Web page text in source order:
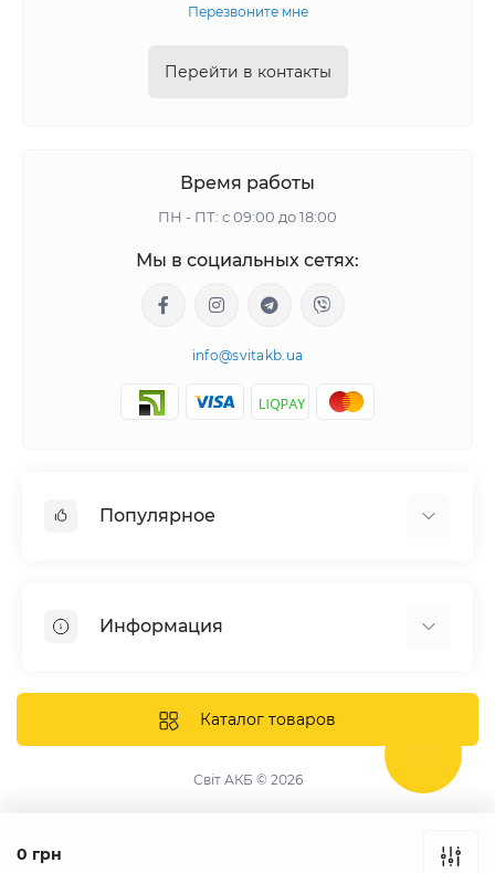
0 грн
Перезвоните мне
Перейти в контакты
Время работы
ПН - ПТ: с 09:00 до 18:00
Мы в социальных сетях:
info@svitakb.ua
Популярное
Системы хранения энергии
Аккумуляторы
Информация
Доставка и оплата
Каталог товаров
Світ АКБ © 2026